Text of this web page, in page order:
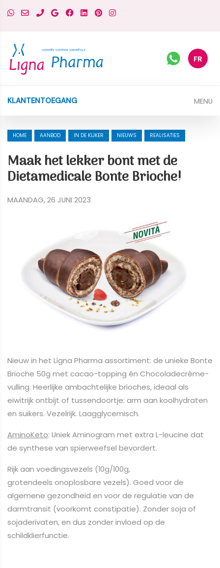
FR
KLANTENTOEGANG MENU
HOME AANBOD IN DE KIJKER NIEUWS REALISATIES
Maak het lekker bont met de
Dietamedicale Bonte Brioche!
MAANDAG, 26 JUNI 2023
Nieuw in het Ligna Pharma assortiment: de unieke Bonte
Brioche 50g met cacao-topping én Chocoladecrème-
vulling. Heerlijke ambachtelijke brioches, ideaal als
eiwitrijk ontbijt of tussendoortje: arm aan koolhydraten
en suikers. Vezelrijk. Laagglycemisch.
AminoKeto: Uniek Aminogram met extra L-leucine dat
de synthese van spierweefsel bevordert.
Rijk aan voedingsvezels (10g/100g,
grotendeels onoplosbare vezels). Goed voor de
algemene gezondheid en voor de regulatie van de
darmtransit (voorkomt constipatie). Zonder soja of
sojaderivaten, en dus zonder invloed op de
schildklierfunctie.